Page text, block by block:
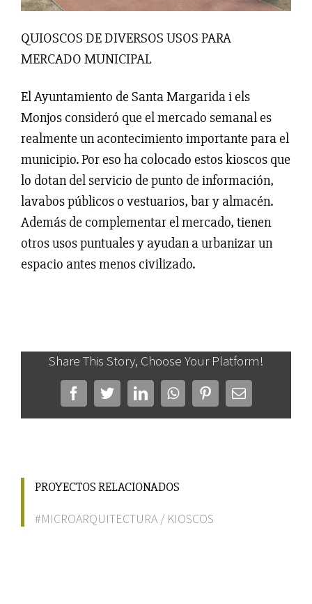
QUIOSCOS DE DIVERSOS USOS PARA
MERCADO MUNICIPAL
El Ayuntamiento de Santa Margarida i els
Monjos consideró que el mercado semanal es
realmente un acontecimiento importante para el
municipio. Por eso ha colocado estos kioscos que
lo dotan del servicio de punto de información,
lavabos públicos o vestuarios, bar y almacén.
Además de complementar el mercado, tienen
otros usos puntuales y ayudan a urbanizar un
espacio antes menos civilizado.
Share This Story, Choose Your Platform!
Facebook
TwitterLinkedInWhatsAppPinterestCorreo
electrónico
PROYECTOS RELACIONADOS
#MICROARQUITECTURA / KIOSCOS